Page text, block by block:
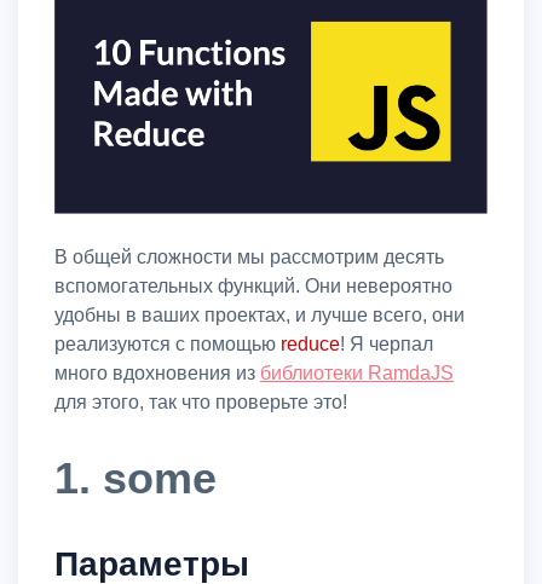
В общей сложности мы рассмотрим десять
вспомогательных функций. Они невероятно
удобны в ваших проектах, и лучше всего, они
реализуются с помощью reduce! Я черпал
много вдохновения из библиотеки RamdaJS
для этого, так что проверьте это!
1. some
Параметры